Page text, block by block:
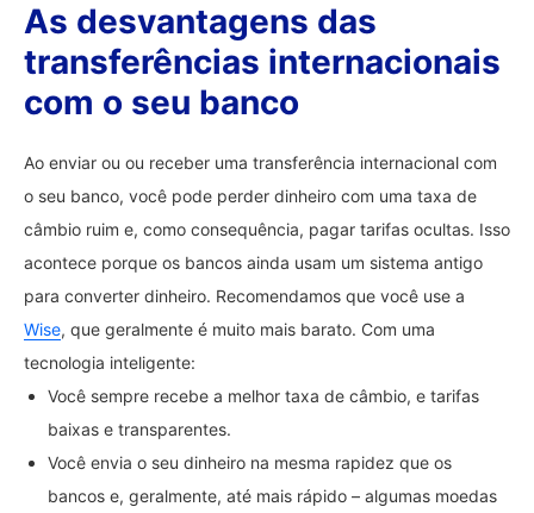
As desvantagens das
transferências internacionais
com o seu banco
Ao enviar ou ou receber uma transferência internacional com
o seu banco, você pode perder dinheiro com uma taxa de
câmbio ruim e, como consequência, pagar tarifas ocultas. Isso
acontece porque os bancos ainda usam um sistema antigo
para converter dinheiro. Recomendamos que você use a
Wise, que geralmente é muito mais barato. Com uma
tecnologia inteligente:
Você sempre recebe a melhor taxa de câmbio, e tarifas
baixas e transparentes.
Você envia o seu dinheiro na mesma rapidez que os
bancos e, geralmente, até mais rápido – algumas moedas